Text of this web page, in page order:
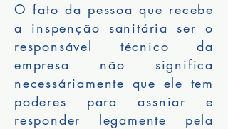
O fato da pessoa que recebe
a inspenção sanitária ser o
responsável técnico da
empresa não significa
necessáriamente que ele tem
poderes para assniar e
responder legamente pela